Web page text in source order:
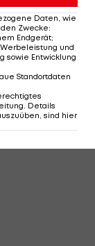
Daten, wie
Zwecke:
Endgerät;
und
sowie Entwicklung
Standortdaten
Details
sind hier